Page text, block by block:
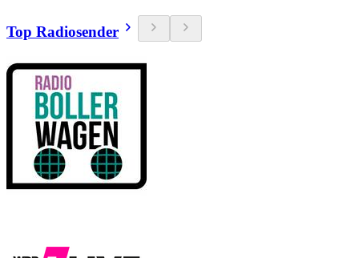
Top Radiosender